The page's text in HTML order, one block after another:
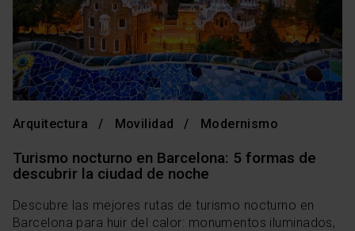
Arquitectura Movilidad Modernismo
Turismo nocturno en Barcelona: 5 formas de
descubrir la ciudad de noche
Descubre las mejores rutas de turismo nocturno en
Barcelona para huir del calor: monumentos iluminados,